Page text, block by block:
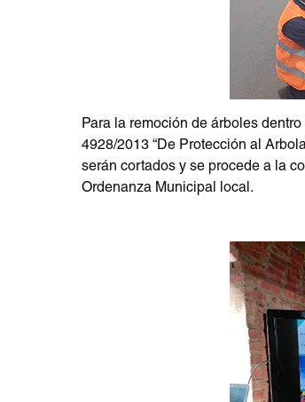
Para la remoción de árboles
4928/2013 “De Protección al
serán cortados y se procede a la
Ordenanza Municipal local.